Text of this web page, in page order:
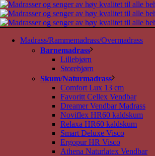
Madrass/Rammemadrass/Overmadrass
Barnemadrass
Lillebjørn
Storebjørn
Skum/Naturmadrass
Comfort Lux 13 cm
Favoritt Cellex Vendbar
Dreamer Vendbar Madrass
Noviflex HR60 kaldskum
Relaxa HR60 kaldskum
Smart Deluxe Visco
Ergopur HR Visco
Athena Naturlatex Vendbar